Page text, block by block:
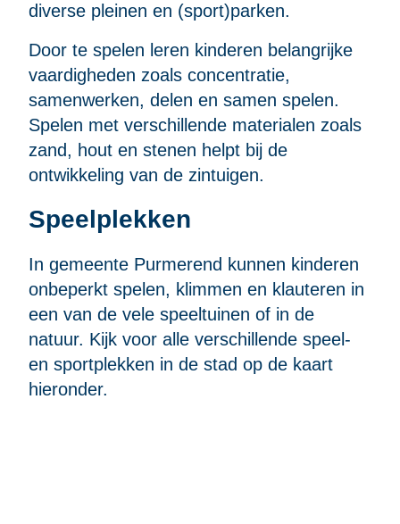
diverse pleinen en (sport)parken.
Door te spelen leren kinderen belangrijke
vaardigheden zoals concentratie,
samenwerken, delen en samen spelen.
Spelen met verschillende materialen zoals
zand, hout en stenen helpt bij de
ontwikkeling van de zintuigen.
Speelplekken
In gemeente Purmerend kunnen kinderen
onbeperkt spelen, klimmen en klauteren in
een van de vele speeltuinen of in de
natuur. Kijk voor alle verschillende speel-
en sportplekken in de stad op de kaart
hieronder.